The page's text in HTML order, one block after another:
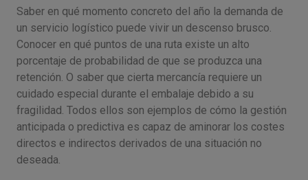
Saber en qué momento concreto del año la demanda de
un servicio logístico puede vivir un descenso brusco.
Conocer en qué puntos de una ruta existe un alto
porcentaje de probabilidad de que se produzca una
retención. O saber que cierta mercancía requiere un
cuidado especial durante el embalaje debido a su
fragilidad. Todos ellos son ejemplos de cómo la gestión
anticipada o predictiva es capaz de aminorar los costes
directos e indirectos derivados de una situación no
deseada.